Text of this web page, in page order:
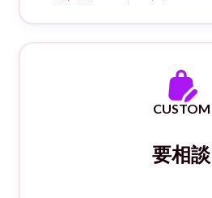
CUSTOM
要相談